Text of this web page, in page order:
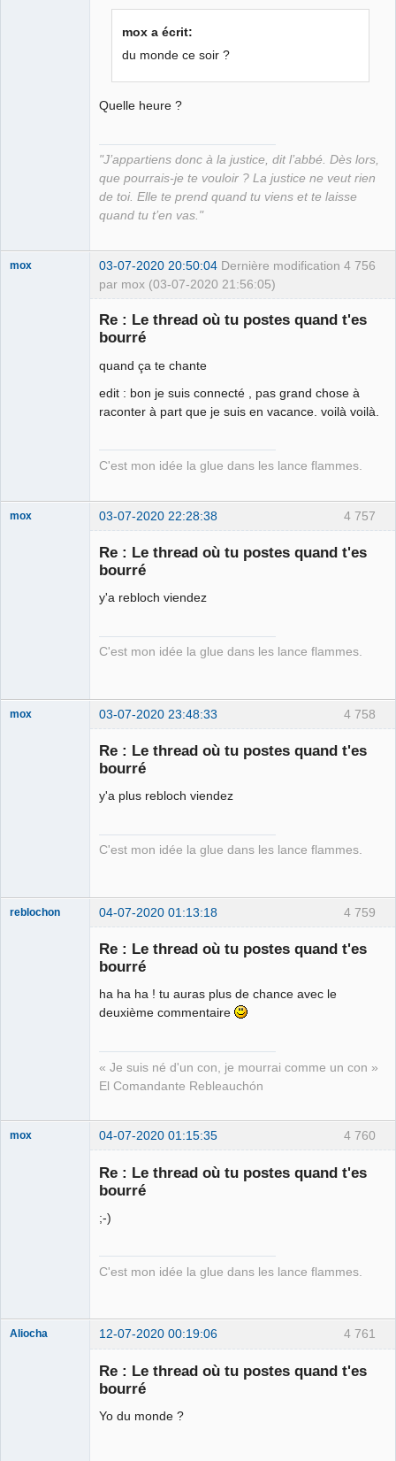
mox a écrit:
du monde ce soir ?
Quelle heure ?
"J’appartiens donc à la justice, dit l’abbé. Dès lors,
que pourrais-je te vouloir ? La justice ne veut rien
de toi. Elle te prend quand tu viens et te laisse
quand tu t’en vas."
4 756
mox 03-07-2020 20:50:04 Dernière modification
par mox (03-07-2020 21:56:05)
Re : Le thread où tu postes quand t'es
bourré
quand ça te chante
edit : bon je suis connecté , pas grand chose à
raconter à part que je suis en vacance. voilà voilà.
C'est mon idée la glue dans les lance flammes.
4 757
mox 03-07-2020 22:28:38
Re : Le thread où tu postes quand t'es
bourré
y'a rebloch viendez
C'est mon idée la glue dans les lance flammes.
4 758
mox 03-07-2020 23:48:33
Re : Le thread où tu postes quand t'es
bourré
y'a plus rebloch viendez
C'est mon idée la glue dans les lance flammes.
4 759
reblochon 04-07-2020 01:13:18
Re : Le thread où tu postes quand t'es
bourré
ha ha ha ! tu auras plus de chance avec le
deuxième commentaire
« Je suis né d'un con, je mourrai comme un con »
El Comandante Rebleauchón
4 760
mox 04-07-2020 01:15:35
Re : Le thread où tu postes quand t'es
bourré
;-)
C'est mon idée la glue dans les lance flammes.
4 761
Aliocha 12-07-2020 00:19:06
Re : Le thread où tu postes quand t'es
bourré
Yo du monde ?